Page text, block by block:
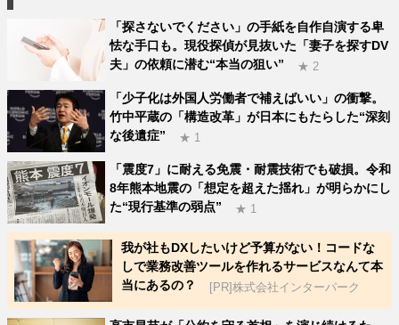
「探さないでください」の手紙を自作自演する卑
怯な手口も。現役探偵が見抜いた「妻子を探すDV
夫」の依頼に潜む“本当の狙い”
★ 2
「少子化は外国人労働者で補えばいい」の衝撃。
竹中平蔵の「構造改革」が日本にもたらした“深刻
な後遺症”
★ 1
「震度7」に耐える免震・耐震技術でも破損。令和
8年熊本地震の「想定を超えた揺れ」が明らかにし
た“現行基準の弱点”
★ 1
我が社もDXしたいけど予算がない！コードな
しで業務改善ツールを作れるサービスなんて本
当にあるの？
[PR]株式会社インターパーク